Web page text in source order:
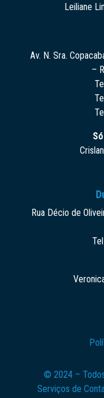
Leiliane
Av. N. Sra.
–
Rua Décio de
© 2024 –
Serviços de